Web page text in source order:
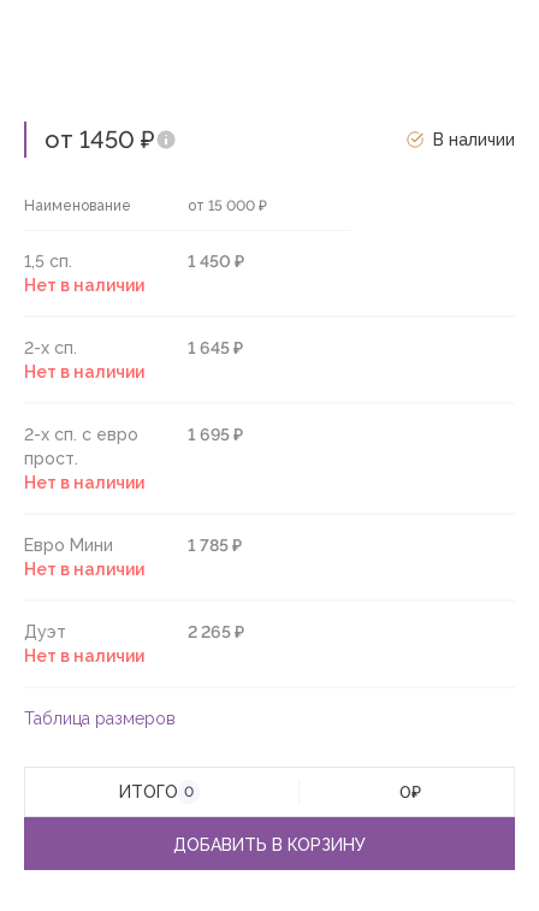
от 1450 ₽ В наличии
Наименование от 15 000 ₽
1,5 сп.
1 450 ₽
Нет в наличии
2-х сп.
1 645 ₽
Нет в наличии
2-х сп. с евро
прост.
1 695 ₽
Нет в наличии
Евро Мини
1 785 ₽
Нет в наличии
Дуэт
2 265 ₽
Нет в наличии
Таблица размеров
ИТОГО 0 0₽
ДОБАВИТЬ В КОРЗИНУ